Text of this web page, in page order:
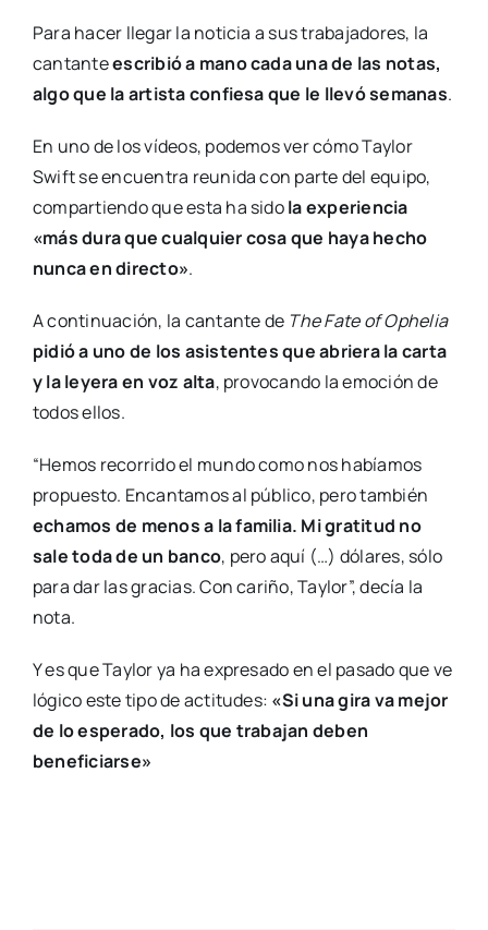
Para hacer llegar la noticia a sus trabajadores, la
cantanteescribió a mano cada una de las notas,
algo que la artista confiesa que le llevó semanas.
En uno de los vídeos, podemos ver cómo Taylor
Swift se encuentra reunida con parte del equipo,
compartiendo que esta ha sidola experiencia
«más dura que cualquier cosa que haya hecho
nunca en directo».
A continuación, la cantante de The Fate of Ophelia
pidió a uno de los asistentes que abriera la carta
y la leyera en voz alta, provocando la emoción de
todos ellos.
“Hemos recorrido el mundo como nos habíamos
propuesto. Encantamos al público, pero también
echamos de menos a la familia. Mi gratitud no
sale toda de un banco, pero aquí (…) dólares, sólo
para dar las gracias. Con cariño, Taylor”, decía la
nota.
Y es que Taylor ya ha expresado en el pasado que ve
lógico este tipo de actitudes: «Si una gira va mejor
de lo esperado, los que trabajan deben
beneficiarse»